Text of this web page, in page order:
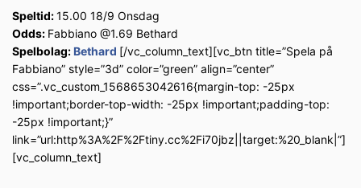
Speltid:15.00 18/9 Onsdag
Odds: Fabbiano @1.69 Bethard
Spelbolag:Bethard [/vc_column_text][vc_btn title=”Spela på
Fabbiano” style=”3d” color=”green” align=”center”
css=”.vc_custom_1568653042616{margin-top: -25px
!important;border-top-width: -25px !important;padding-top:
-25px !important;}”
link=”url:http%3A%2F%2Ftiny.cc%2Fi70jbz||target:%20_blank|”]
[vc_column_text]